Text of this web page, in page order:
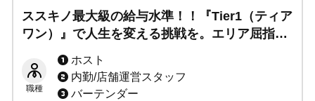
ススキノ最大級の給与水準！！『Tier1（ティア
ワン）』で人生を変える挑戦を。エリア屈指の
体験入店費＆日給保証で、あなたの成功を全面
バックアップ！
職種
ホスト
内勤/店舗運営スタッフ
バーテンダー